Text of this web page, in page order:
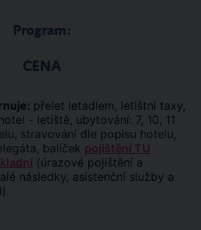
Program:
CENA
přelet letadlem, letištní taxy,
- letiště, ubytování: 7, 10, 11
stravování dle popisu hotelu,
balíček pojištění TU
(úrazové pojištění a
následky, asistenční služby a